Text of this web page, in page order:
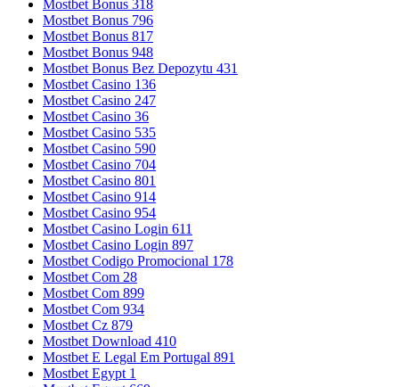
Mostbet Bonus 318
Mostbet Bonus 796
Mostbet Bonus 817
Mostbet Bonus 948
Mostbet Bonus Bez Depozytu 431
Mostbet Casino 136
Mostbet Casino 247
Mostbet Casino 36
Mostbet Casino 535
Mostbet Casino 590
Mostbet Casino 704
Mostbet Casino 801
Mostbet Casino 914
Mostbet Casino 954
Mostbet Casino Login 611
Mostbet Casino Login 897
Mostbet Codigo Promocional 178
Mostbet Com 28
Mostbet Com 899
Mostbet Com 934
Mostbet Cz 879
Mostbet Download 410
Mostbet E Legal Em Portugal 891
Mostbet Egypt 1